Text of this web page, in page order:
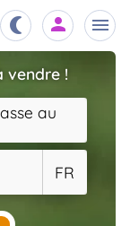
vendre !
au
FR